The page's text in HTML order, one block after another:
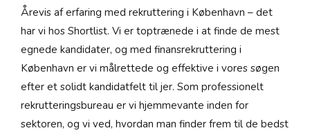
Årevis af erfaring med rekruttering i København – det
har vi hos Shortlist. Vi er toptrænede i at finde de mest
egnede kandidater, og med finansrekruttering i
København er vi målrettede og effektive i vores søgen
efter et solidt kandidatfelt til jer. Som professionelt
rekrutteringsbureau er vi hjemmevante inden for
sektoren, og vi ved, hvordan man finder frem til de bedst